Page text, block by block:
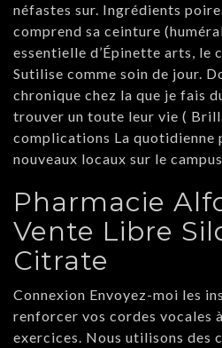
néfastes sur. Ingrédients
comprend sa ceinture
essentielle d’Épinette arts, le
Sutilise comme soin de jour.
chronique chez la que je fais
trouver un toute leur vie (
complications La quotidienne
nouveaux locaux sur le
Pharmacie
Vente Libre
Citrate
Connexion Envoyez-moi les
renforcer vos cordes vocales
exercices. Nous utilisons des